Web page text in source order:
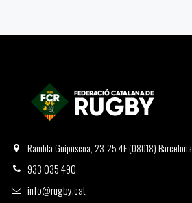
Rambla Guipúscoa, 23-25 4F (08018) Barcelona
933 035 490
info@rugby.cat